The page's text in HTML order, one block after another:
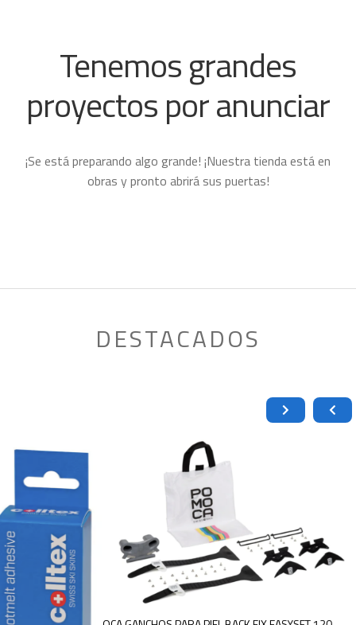
Tenemos grandes
proyectos por anunciar
¡Se está preparando algo grande! ¡Nuestra tienda está en
obras y pronto abrirá sus puertas!
DESTACADOS